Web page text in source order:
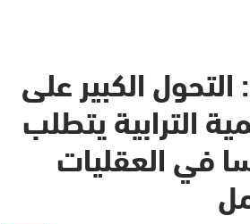
الكبير على
الترابية يتطلب
في العقليات